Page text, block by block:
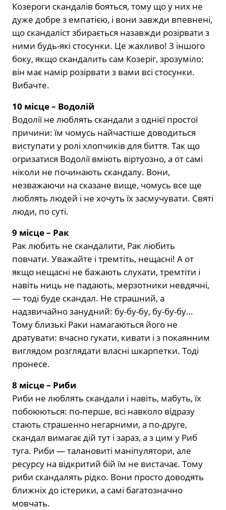
Козероги скандалів бояться, тому що у них не
дуже добре з емпатією, і вони завжди впевнені,
що скандаліст збирається назавжди розірвати з
ними будь-які стосунки. Це жахливо! З іншого
боку, якщо скандалить сам Козеріг, зрозуміло:
він має намір розірвати з вами всі стосунки.
Вибачте.
10 місце – Водолій
Водолії не люблять скандали з однієї простої
причини: їм чомусь найчастіше доводиться
виступати у ролі хлопчиків для биття. Так що
огризатися Водолії вміють віртуозно, а от самі
ніколи не починають скандалу. Вони,
незважаючи на сказане вище, чомусь все ще
люблять людей і не хочуть їх засмучувати. Святі
люди, по суті.
9 місце – Рак
Рак любить не скандалити, Рак любить
повчати. Уважайте і тремтіть, нещасні! А от
якщо нещасні не бажають слухати, тремтіти і
навіть ниць не падають, мерзотники невдячні,
— тоді буде скандал. Не страшний, а
надзвичайно занудний: бу-бу-бу, бу-бу-бу…
Тому близькі Раки намагаються його не
дратувати: вчасно гукати, кивати і з покаянним
виглядом розглядати власні шкарпетки. Тоді
пронесе.
8 місце – Риби
Риби не люблять скандали і навіть, мабуть, їх
побоюються: по-перше, всі навколо відразу
стають страшенно негарними, а по-друге,
скандал вимагає дій тут і зараз, а з цим у Риб
туга. Риби — талановиті маніпулятори, але
ресурсу на відкритий бій їм не вистачає. Тому
риби скандалять рідко. Вони просто доводять
ближніх до істерики, а самі багатозначно
мовчать.